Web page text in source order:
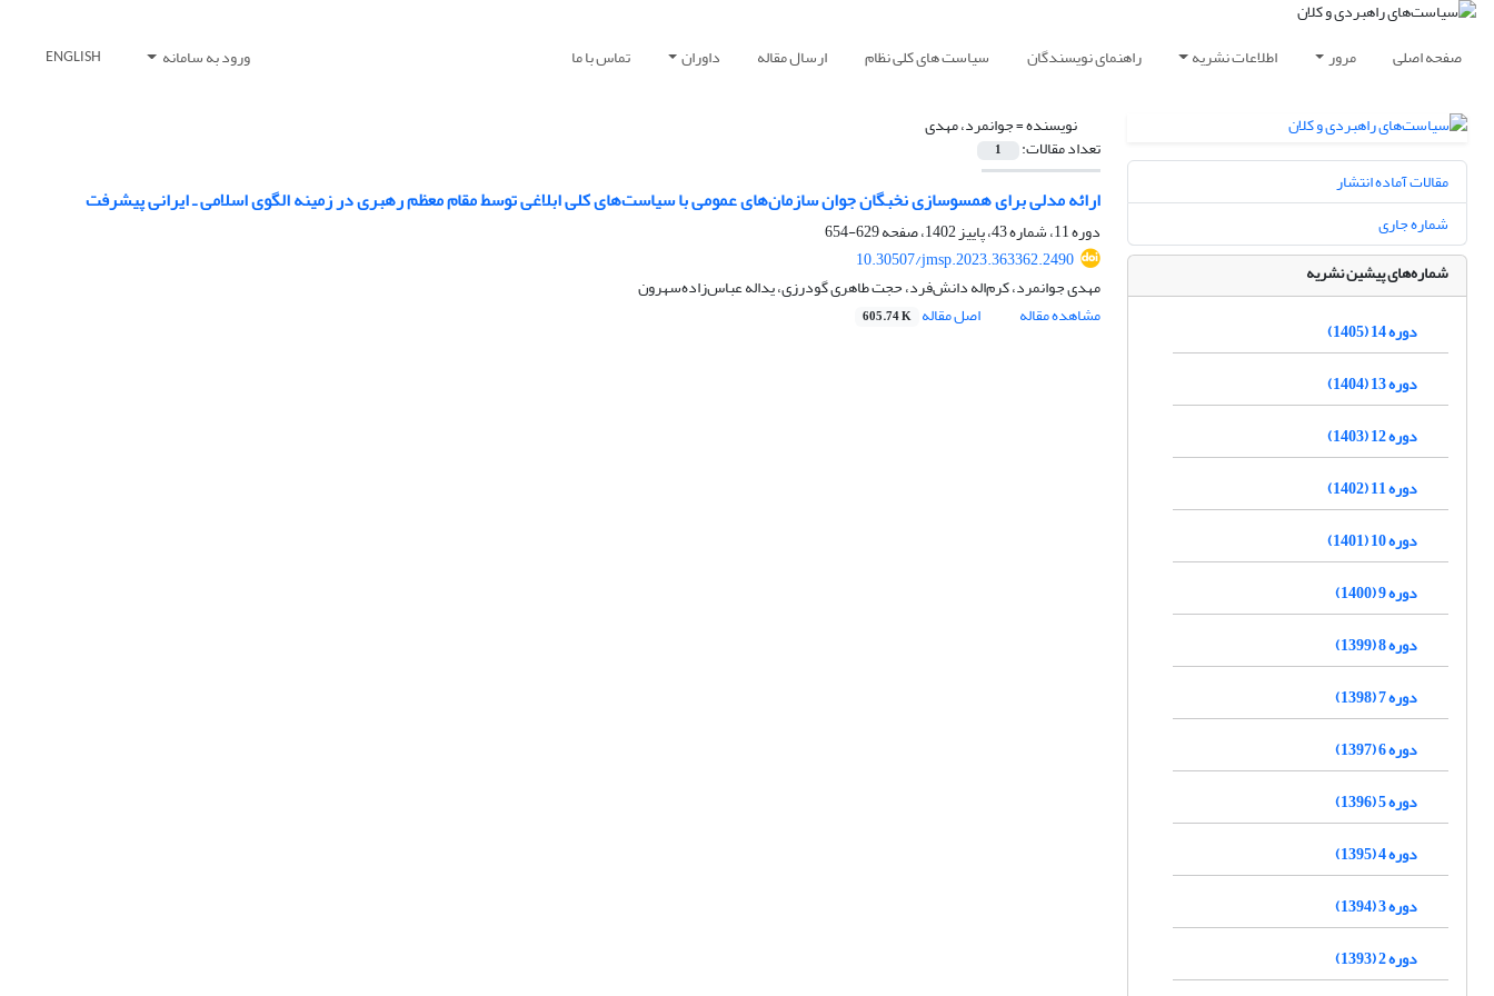
صفحه اصلی مرور اطلاعات نشریه راهنمای نویسندگان سیاست های کلی نظام ارسال مقاله داوران تماس با ما ورود به سامانه ENGLISH
نویسنده =جوانمرد، مهدی
تعداد مقالات: 1
ارائه مدلی برای همسوسازی نخبگان جوان سازمان‌های عمومی با سیاست‌های کلی ابلاغی توسط مقام معظم رهبری در زمینه الگوی اسلامی ـ ایرانی پیشرفت
دوره 11، شماره 43، پاییز 1402، صفحه
629-654
10.30507/jmsp.2023.363362.2490
مهدی جوانمرد، کرم‌اله دانش‌فرد، حجت طاهری گودرزی، یداله عباس‌زاده‌سهرون
مشاهده مقاله
اصل مقاله 605.74 K
مقالات آماده انتشار
شماره جاری
شماره‌های پیشین نشریه
دوره 14 (1405)
دوره 13 (1404)
دوره 12 (1403)
دوره 11 (1402)
دوره 10 (1401)
دوره 9 (1400)
دوره 8 (1399)
دوره 7 (1398)
دوره 6 (1397)
دوره 5 (1396)
دوره 4 (1395)
دوره 3 (1394)
دوره 2 (1393)